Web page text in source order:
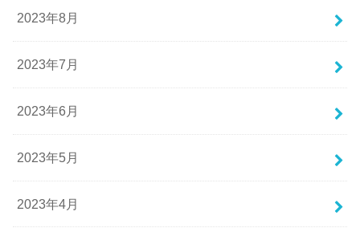
2023年8月
2023年7月
2023年6月
2023年5月
2023年4月